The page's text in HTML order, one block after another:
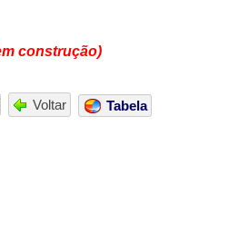
construção)
Voltar Tabela